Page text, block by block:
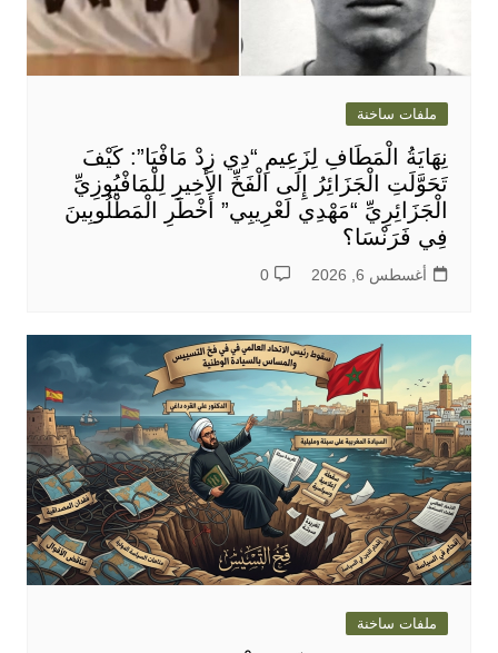
ملفات ساخنة
نِهَايَةُ الْمَطَافِ لِزَعِيمِ “دِي زِدْ مَافْيَا”: كَيْفَ
تَحَوَّلَتِ الْجَزَائِرُ إِلَى الْفَخِّ الأَخِيرِ لِلْمَافْيُوزِيِّ
الْجَزَائِرِيِّ “مَهْدِي لَعْرِيبِي” أَخْطَرِ الْمَطْلُوبِينَ
فِي فَرَنْسَا؟
أغسطس 6, 2026 0
ملفات ساخنة